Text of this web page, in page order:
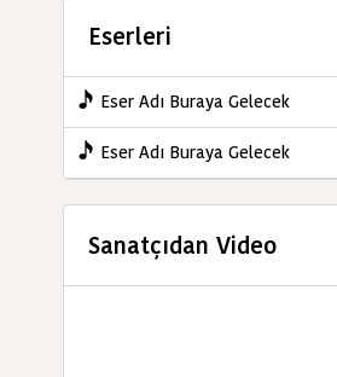
KAYNAK: ozanlar.biz
Eserleri
Eser Adı Buraya Gelecek
Eser Adı Buraya Gelecek
Sanatçıdan Video